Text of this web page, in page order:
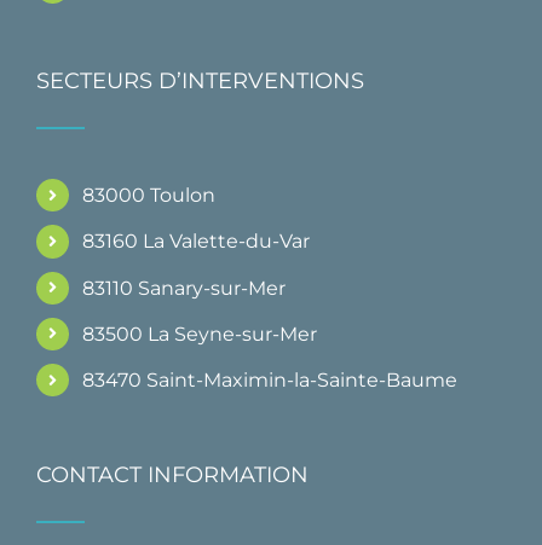
SECTEURS D’INTERVENTIONS
83000 Toulon
83160 La Valette-du-Var
83110 Sanary-sur-Mer
83500 La Seyne-sur-Mer
83470 Saint-Maximin-la-Sainte-Baume
CONTACT INFORMATION